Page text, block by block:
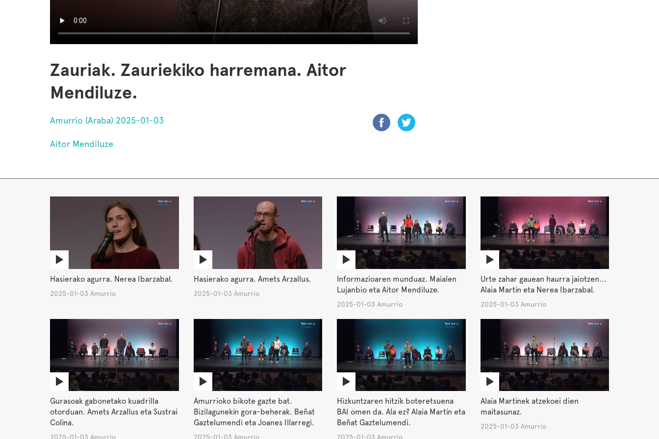
Zauriak. Zauriekiko harremana. Aitor
Mendiluze.
Amurrio (Araba) 2025-01-03
Aitor Mendiluze
Hasierako agurra. Nerea Ibarzabal.
2025-01-03 Amurrio
Hasierako agurra. Amets Arzallus.
2025-01-03 Amurrio
Informazioaren munduaz. Maialen
Lujanbio eta Aitor Mendiluze.
2025-01-03 Amurrio
Urte zahar gauean haurra jaiotzen...
Alaia Martin eta Nerea Ibarzabal.
2025-01-03 Amurrio
Gurasoak gabonetako kuadrilla
otorduan. Amets Arzallus eta Sustrai
Colina.
2025-01-03 Amurrio
Amurrioko bikote gazte bat.
Bizilagunekin gora-beherak. Beñat
Gaztelumendi eta Joanes Illarregi.
2025-01-03 Amurrio
Hizkuntzaren hitzik boteretsuena
BAI omen da. Ala ez? Alaia Martin eta
Beñat Gaztelumendi.
2025-01-03 Amurrio
Alaia Martinek atzekoei dien
maitasunaz.
2025-01-03 Amurrio